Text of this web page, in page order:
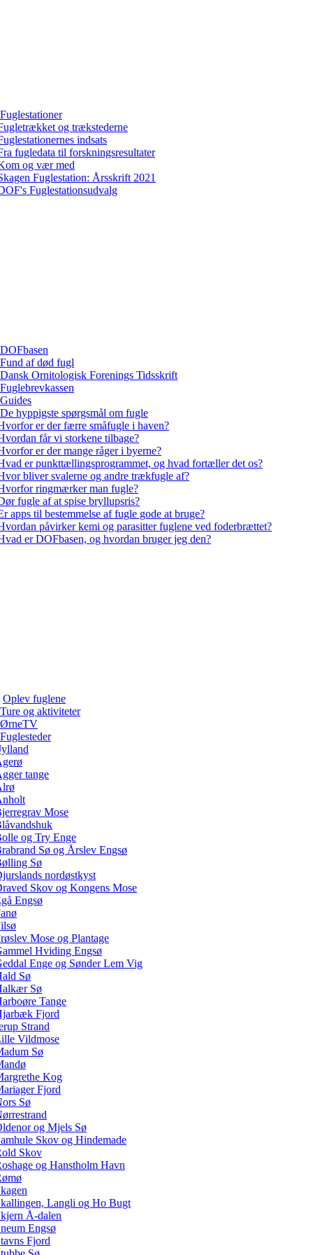
Fuglestationer
og trækstederne
indsats
fugledata til forskningsresultater
og vær med
Fuglestation: Årsskrift 2021
Fuglestationsudvalg
DOFbasen
Fund af død fugl
Dansk Ornitologisk Forenings Tidsskrift
Fuglebrevkassen
Guides
De hyppigste spørgsmål om fugle
er der færre småfugle i haven?
får vi storkene tilbage?
er der mange råger i byerne?
er punkttællingsprogrammet, og hvad fortæller det os?
bliver svalerne og andre trækfugle af?
ringmærker man fugle?
fugle af at spise bryllupsris?
apps til bestemmelse af fugle gode at bruge?
påvirker kemi og parasitter fuglene ved foderbrættet?
er DOFbasen, og hvordan bruger jeg den?
Oplev fuglene
Ture og aktiviteter
ØrneTV
Fuglesteder
tange
Mose
og Try Enge
Sø og Årslev Engsø
Sø
nordøstkyst
Skov og Kongens Mose
Engsø
Mose og Plantage
Hviding Engsø
Enge og Sønder Lem Vig
Sø
Sø
Tange
Fjord
Strand
Vildmose
Sø
Kog
Fjord
Sø
og Mjels Sø
Skov og Hindemade
Skov
og Hanstholm Havn
Langli og Ho Bugt
Å-dalen
Engsø
Fjord